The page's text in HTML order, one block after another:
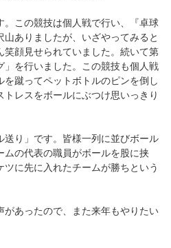
この競技は個人戦で行い、『卓球
ありましたが、いざやってみると
笑顔見せられていました。続いて第
」を行いました。この競技も個人戦
蹴ってペットボトルのピンを倒し
レスをボールにぶつけ思いっきり
送り」です。皆様一列に並びボール
ムの代表の職員がボールを股に挟
に先に入れたチームが勝ちという
があったので、また来年もやりたい